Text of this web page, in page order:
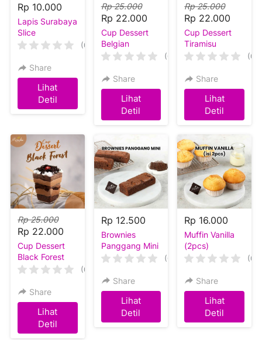
Rp 10.000
Lapis Surabaya
Slice
(0)
Share
Lihat
Detil
Rp 25.000
Rp 22.000
Cup Dessert
Belgian
Chocolate
(0)
Share
Lihat
Detil
Rp 25.000
Rp 22.000
Cup Dessert
Tiramisu
(0)
Share
Lihat
Detil
Rp 25.000
Rp 22.000
Cup Dessert
Black Forest
(0)
Share
Lihat
Detil
Rp 12.500
Brownies
Panggang Mini
(0)
Share
Lihat
Detil
Rp 16.000
Muffin Vanilla
(2pcs)
(0)
Share
Lihat
Detil